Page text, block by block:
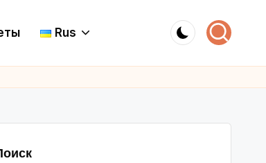
Rus